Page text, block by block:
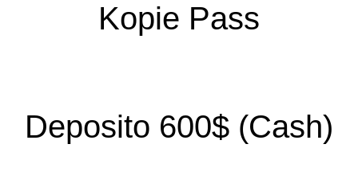
Kopie Pass
Deposito 600$ (Cash)